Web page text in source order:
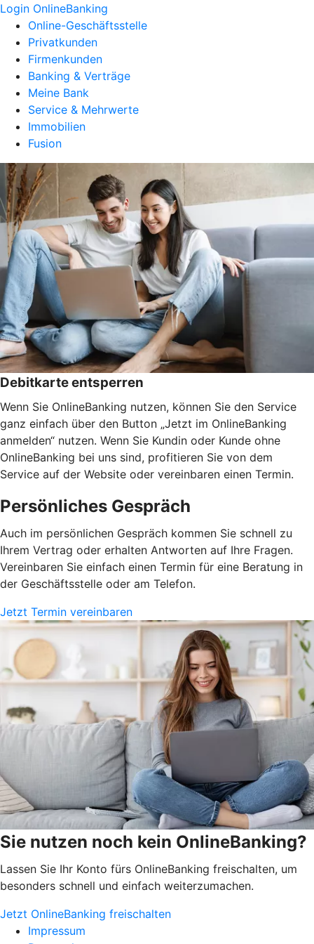
Login OnlineBanking
Online-Geschäftsstelle
Privatkunden
Firmenkunden
Banking & Verträge
Meine Bank
Service & Mehrwerte
Immobilien
Fusion
Debitkarte entsperren
Wenn Sie OnlineBanking nutzen, können Sie den Service
ganz einfach über den Button „Jetzt im OnlineBanking
anmelden“ nutzen. Wenn Sie Kundin oder Kunde ohne
OnlineBanking bei uns sind, profitieren Sie von dem
Service auf der Website oder vereinbaren einen Termin.
Persönliches Gespräch
Auch im persönlichen Gespräch kommen Sie schnell zu
Ihrem Vertrag oder erhalten Antworten auf Ihre Fragen.
Vereinbaren Sie einfach einen Termin für eine Beratung in
der Geschäftsstelle oder am Telefon.
Jetzt Termin vereinbaren
Sie nutzen noch kein OnlineBanking?
Lassen Sie Ihr Konto fürs OnlineBanking freischalten, um
besonders schnell und einfach weiterzumachen.
Jetzt OnlineBanking freischalten
Impressum